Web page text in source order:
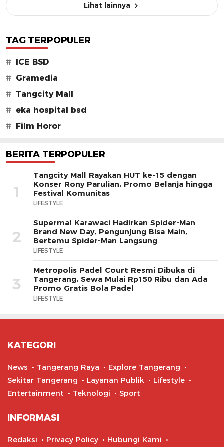
Lihat lainnya
TAG TERPOPULER
#
ICE BSD
# Gramedia
# Tangcity Mall
# eka hospital bsd
#
Film Horor
BERITA TERPOPULER
1
Tangcity Mall Rayakan HUT ke-15 dengan
Konser Rony Parulian, Promo Belanja hingga
Festival Komunitas
LIFESTYLE
2
Supermal Karawaci Hadirkan Spider-Man
Brand New Day, Pengunjung Bisa Main,
Bertemu Spider-Man Langsung
LIFESTYLE
3
Metropolis Padel Court Resmi Dibuka di
Tangerang, Sewa Mulai Rp150 Ribu dan Ada
Promo Gratis Bola Padel
LIFESTYLE
KATEGORI
News Tangerang Raya
Explore Tangerang
Sekitar Tangerang
Layanan Publik
Lifestyle
Entertainment
Teknologi Sport
INFORMASI
Redaksi Privacy Policy Hubungi Kami